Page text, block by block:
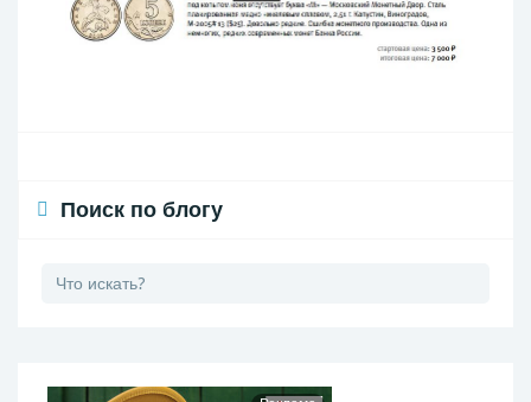
Поиск по блогу